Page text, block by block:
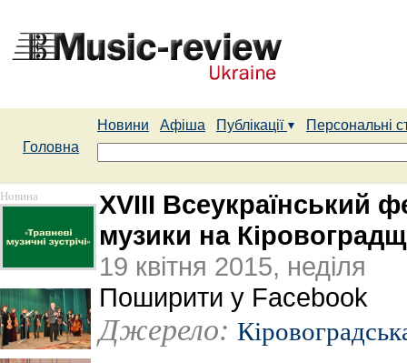
Новини Афіша Публікації
Персональні
Головна
Новина
XVIII Всеукраїнський
музики на
19 квітня 2015, неділя
Поширити у Facebook
Джерело: